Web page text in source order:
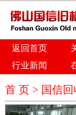
返回首页
行业新闻
首 页 > 国信